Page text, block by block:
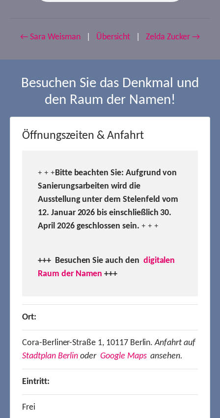
← Sara Weisman Übersicht Zelda Zucker →
Besuchen Sie das Denkmal und
den Raum der Namen!
Öffnungszeiten & Anfahrt
+ + +Bitte beachten Sie: Aufgrund von
Sanierungsarbeiten wird die
Ausstellung unter dem Stelenfeld vom
12. Januar 2026 bis einschließlich 30.
April 2026 geschlossen sein. + + +
+++ Besuchen Sie auch den digitalen
Raum der Namen +++
Ort:
Cora-Berliner-Straße 1, 10117 Berlin.Anfahrt auf
Stadtplan Berlin oder Google Mapsansehen.
Eintritt:
Frei